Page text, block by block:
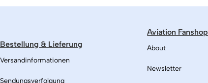
Bestellung & Lieferung
Versandinformationen
Sendungsverfolgung
Aviation Fanshop
About
Newsletter